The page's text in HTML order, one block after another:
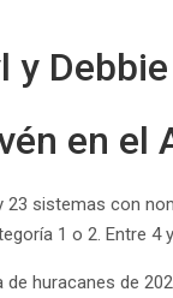
Debbie
en el
sistemas con
1 o 2. Entre 4
huracanes de